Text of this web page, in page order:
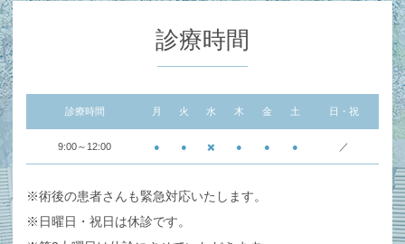
診療時間
診療時間 月 火 水 木 金 土 日・祝
9:00～12:00 ● ● ✖️ ● ● ● ／
※術後の患者さんも緊急対応いたします。
※日曜日・祝日は休診です。